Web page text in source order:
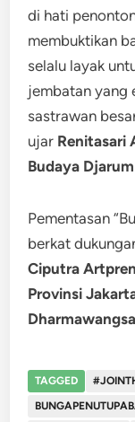
di hati
membuktikan
selalu layak
jembatan yang
sastrawan
ujar Renitasari
Budaya
Pementasan
berkat
⁠Ciputra
Provinsi
Dharmawangsa
TAGGED